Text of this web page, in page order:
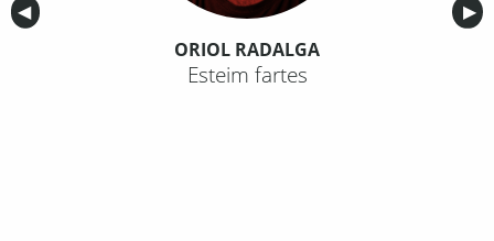
Anterior
◀︎ ▶︎
ORIOL RADALGA
Esteim fartes